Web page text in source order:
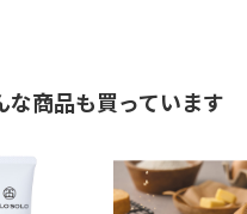
な商品も買っています